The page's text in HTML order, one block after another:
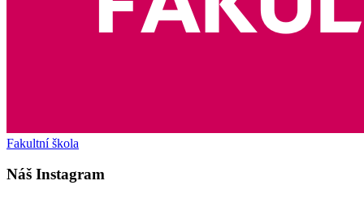
Fakultní škola
Náš Instagram